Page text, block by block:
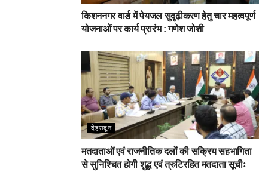
किशननगर वार्ड में पेयजल सुदृढ़ीकरण हेतु चार महत्वपूर्ण
योजनाओं पर कार्य प्रारंभ : गणेश जोशी
देहरादून
मतदाताओं एवं राजनीतिक दलों की सक्रिय सहभागिता
से सुनिश्चित होगी शुद्ध एवं त्रुटिरहित मतदाता सूचीः